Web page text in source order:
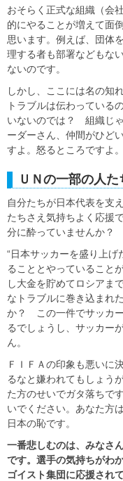
おそらく正式な組織（会
的にやることが増えて面
思います。例えば、団体
理する者も部署などもな
ないのです。
しかし、ここには名の知
トラブルは伝わってい
いないのでは？ 組織じ
ーダーさん、仲間がひど
すよ。怒るところですよ。
ＵＮの一部の人た
自分たちが日本代表を支
たちさえ気持ちよく応援
分に酔っていませんか？
“日本サッカーを盛り上げ
ることとやっていること
し大金を貯めてロシアま
なトラブルに巻き込まれ
か？ この一件でサッカ
るでしょうし、サッカー
ん。
ＦＩＦＡの印象も悪いに
るなと嫌われてもしょう
た方のせいでガタ落ちで
いでください。あなた方
日本の恥です。
一番悲しむのは、みなさ
です。選手の気持ちがわ
ゴイスト集団に応援され